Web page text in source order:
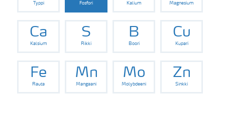
Typpi Fosfori Kalium Magnesium
Ca
Kalsium
S
Rikki
B
Boori
Cu
Kupari
Fe
Rauta
Mn
Mangaani
Mo
Molybdeeni
Zn
Sinkki